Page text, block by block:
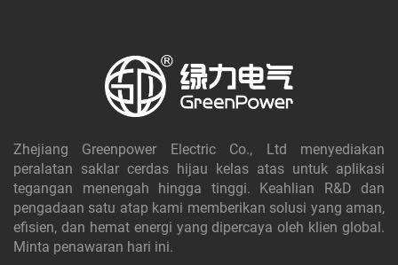
Zhejiang Greenpower Electric Co., Ltd menyediakan
peralatan saklar cerdas hijau kelas atas untuk aplikasi
tegangan menengah hingga tinggi. Keahlian R&D dan
pengadaan satu atap kami memberikan solusi yang aman,
efisien, dan hemat energi yang dipercaya oleh klien global.
Minta penawaran hari ini.